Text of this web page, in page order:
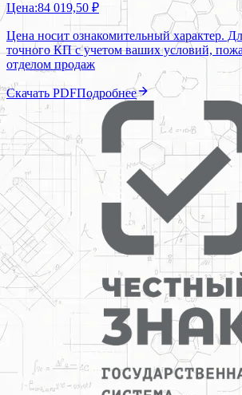
Цена:84 019,50 ₽
Цена носит ознакомительный характер.
точного КП с учетом ваших условий,
отделом продаж
Скачать PDFПодробнее